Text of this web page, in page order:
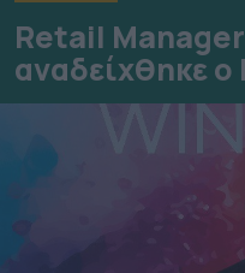
Retail
αναδείχθηκε